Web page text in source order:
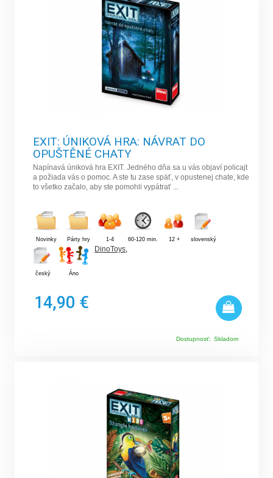
EXIT: ÚNIKOVÁ HRA: NÁVRAT DO
OPUŠTĚNÉ CHATY
Napínavá úniková hra EXIT. Jedného dňa sa u vás objaví policajt
a požiada vás o pomoc. A ste tu zase späť, v opustenej chate, kde
to všetko začalo, aby ste pomohli vypátrať ...
Novinky Párty hry 1-4 60-120 min. 12 + slovenský
český Áno
DinoToys,
14,90 €
Dostupnosť: Skladom